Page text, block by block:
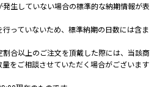
生していない場合の標準的な納期情報が表
っていないため、標準納期の日数には含ま
合以上のご注文を頂戴した際には、当該商
をご相談させていただく場合がございます